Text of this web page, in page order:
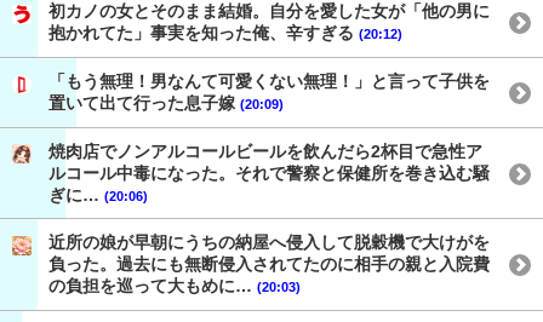
初カノの女とそのまま結婚。自分を愛した女が「他の男に
抱かれてた」事実を知った俺、辛すぎる (20:12)
「もう無理！男なんて可愛くない無理！」と言って子供を
置いて出て行った息子嫁 (20:09)
焼肉店でノンアルコールビールを飲んだら2杯目で急性ア
ルコール中毒になった。それで警察と保健所を巻き込む騒
ぎに… (20:06)
近所の娘が早朝にうちの納屋へ侵入して脱穀機で大けがを
負った。過去にも無断侵入されてたのに相手の親と入院費
の負担を巡って大もめに… (20:03)